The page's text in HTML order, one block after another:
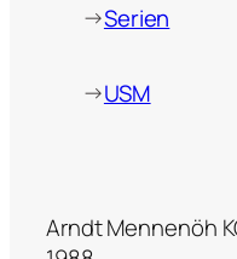
→Serien
→USM
Arndt Mennenöh